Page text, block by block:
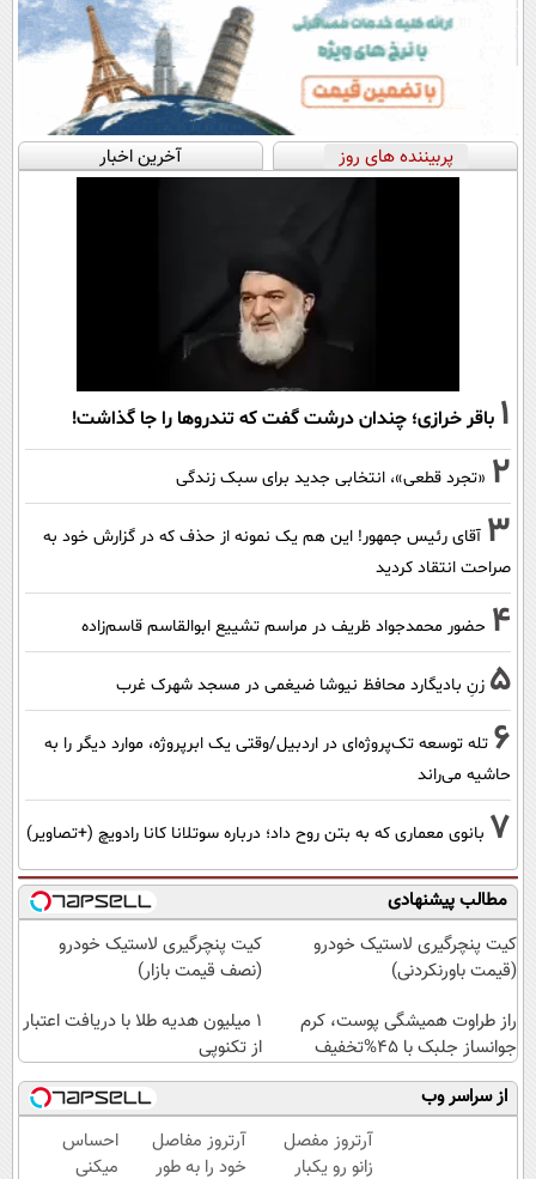
پربیننده های روز آخرین اخبار
1 باقر خرازی؛ چندان درشت گفت که تندروها را جا گذاشت!
2 «تجرد قطعی»، انتخابی جدید برای سبک زندگی
3 آقای رئیس جمهور! این هم یک نمونه از حذف که در گزارش خود به
صراحت انتقاد کردید
4 حضور محمدجواد ظریف در مراسم تشییع ابوالقاسم قاسم‌زاده
5 زنِ بادیگارد محافظ نیوشا ضیغمی در مسجد شهرک غرب
6 تله توسعه تک‌پروژه‌ای در اردبیل/وقتی یک ابرپروژه، موارد دیگر را به
حاشیه می‌راند
7 بانوی معماری که به بتن روح داد؛ درباره سوتلانا کانا رادویچ (+تصاویر)
مطالب پیشنهادی
کیت پنچرگیری لاستیک خودرو
(قیمت باورنکردنی)
کیت پنچرگیری لاستیک خودرو
(نصف قیمت بازار)
راز طراوت همیشگی پوست، کرم
جوانساز جلبک با 45%تخفیف
1 میلیون هدیه طلا با دریافت اعتبار
از تکنوپی
از سراسر وب
آرتروز مفصل
زانو رو یکبار
آرتروز مفاصل
خود را به طور
احساس
میکنی